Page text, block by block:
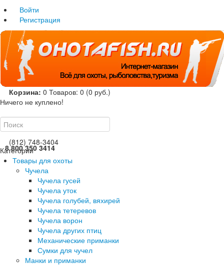
Войти
Регистрация
Корзина: 0 Товаров: 0 (0 руб.)
Ничего не куплено!
(812) 748-3404
8 800 350 3414
Категории
Товары для охоты
Чучела
Чучела гусей
Чучела уток
Чучела голубей, вяхирей
Чучела тетеревов
Чучела ворон
Чучела других птиц
Механические приманки
Сумки для чучел
Манки и приманки